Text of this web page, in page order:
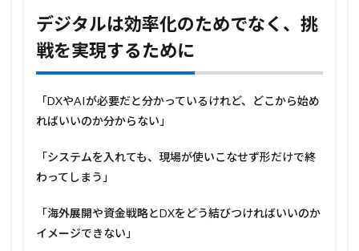
は効
率化
のた
めで
な
挑戦
を実
めに
計
DX
デジタルは効率化のためでなく、挑
戦を実現するために
「DXやAIが必要だと分かっているけれど、どこから始め
ればいいのか分からない」
「システムを入れても、現場が使いこなせず形だけで終
わってしまう」
「海外展開や資金戦略とDXをどう結びつければいいのか
イメージできない」